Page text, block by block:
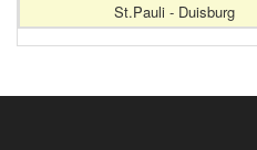
St.Pauli - Duisburg